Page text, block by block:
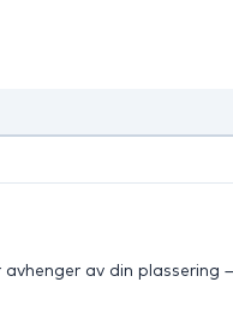
av din